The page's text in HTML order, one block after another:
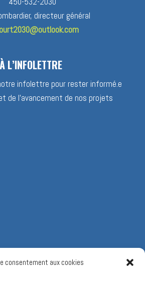
consentement aux cookies
directeur général
L’INFOLETTRE
infolettre pour rester informé.e
de l’avancement de nos projets